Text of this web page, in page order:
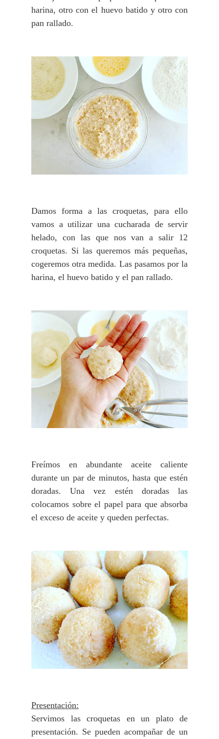
harina, otro con el huevo batido y otro con
pan rallado.
Damos forma a las croquetas, para ello
vamos a utilizar una cucharada de servir
helado, con las que nos van a salir 12
croquetas. Si las queremos más pequeñas,
cogeremos otra medida. Las pasamos por la
harina, el huevo batido y el pan rallado.
Freímos en abundante aceite caliente
durante un par de minutos, hasta que estén
doradas. Una vez estén doradas las
colocamos sobre el papel para que absorba
el exceso de aceite y queden perfectas.
Presentación:
Servimos las croquetas en un plato de
presentación. Se pueden acompañar de un